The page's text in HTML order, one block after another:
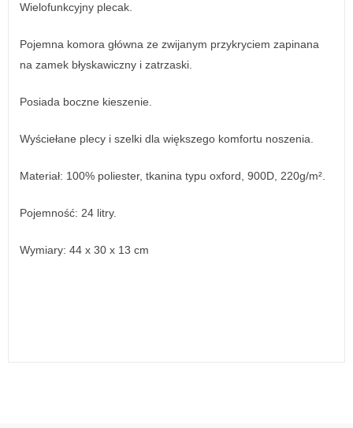
Wielofunkcyjny plecak.
Pojemna komora główna ze zwijanym przykryciem zapinana
na zamek błyskawiczny i zatrzaski.
Posiada boczne kieszenie.
Wyściełane plecy i szelki dla większego komfortu noszenia.
Materiał: 100% poliester, tkanina typu oxford, 900D, 220g/m².
Pojemność: 24 litry.
Wymiary: 44 x 30 x 13 cm